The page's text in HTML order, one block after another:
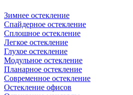
Зимнее остекление
Спайдерное остекление
Сплошное остекление
Легкое остекление
Глухое остекление
Модульное остекление
Планарное остекление
Современное остекление
Остекление офисов